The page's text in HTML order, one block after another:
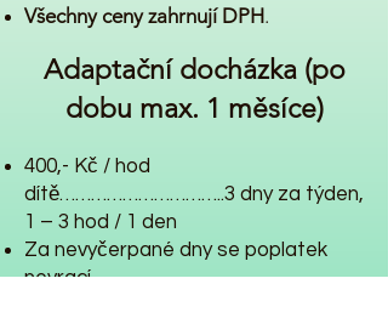
Všechny ceny zahrnují DPH.
Adaptační docházka (po
dobu max. 1 měsíce)
400,- Kč / hod
dítě…………………………..3 dny za týden,
1 – 3 hod / 1 den
Za nevyčerpané dny se poplatek
nevrací.